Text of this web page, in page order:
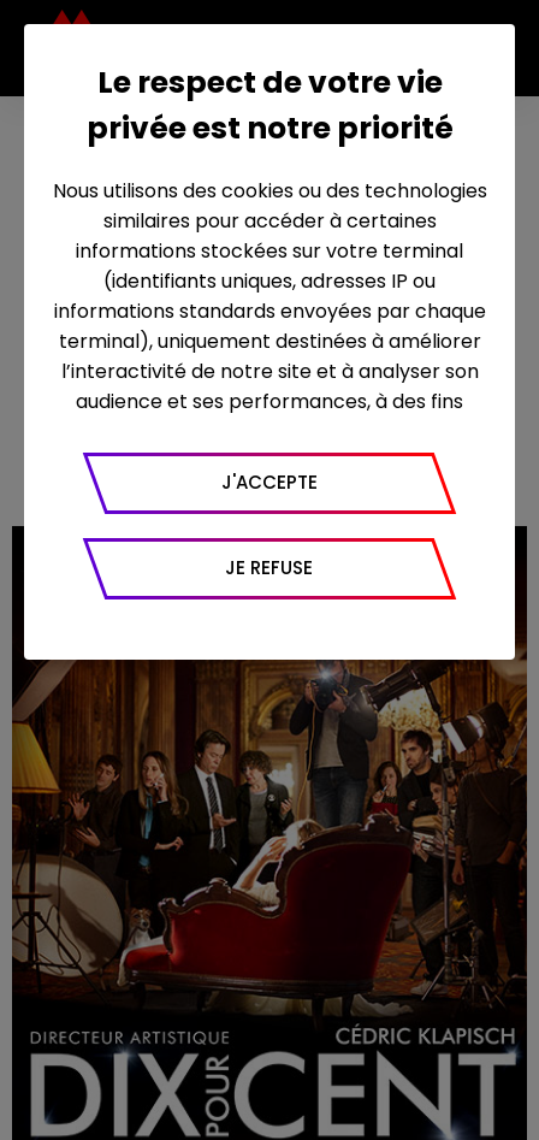
Dix
po
ur
Ce
nt
-
Sai
so
n 1
Le respect de votre vie
privée est notre priorité
Nous utilisons des cookies ou des technologies
similaires pour accéder à certaines
informations stockées sur votre terminal
(identifiants uniques, adresses IP ou
informations standards envoyées par chaque
terminal), uniquement destinées à améliorer
l’interactivité de notre site et à analyser son
audience et ses performances, à des fins
Google Analytics pour générer des rapports
sur le trafic (nombre de visites, temps passé
sur le site, nombre de pages vues en moyenne,
appareil et navigateur utilisé, emplacement
géographique), l’origine du trafic et la
J'ACCEPTE
JE REFUSE